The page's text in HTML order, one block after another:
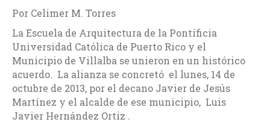
Por Celimer M. Torres
La Escuela de Arquitectura de la Pontificia
Universidad Católica de Puerto Rico y el
Municipio de Villalba se unieron en un histórico
acuerdo. La alianza se concretó el lunes, 14 de
octubre de 2013, por el decano Javier de Jesús
Martínez y el alcalde de ese municipio, Luis
Javier Hernández Ortiz .